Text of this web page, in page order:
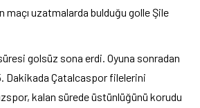
maçı uzatmalarda bulduğu golle Şile
golsüz sona erdi. Oyuna sonradan
Dakikada Çatalcaspor filelerini
kalan sürede üstünlüğünü korudu